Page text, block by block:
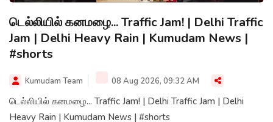
டெல்லியில் கனமழை... Traffic Jam! | Delhi Traffic
Jam | Delhi Heavy Rain | Kumudam News |
#shorts
Kumudam Team 08 Aug 2026, 09:32 AM
டெல்லியில் கனமழை... Traffic Jam! | Delhi Traffic Jam | Delhi
Heavy Rain | Kumudam News | #shorts